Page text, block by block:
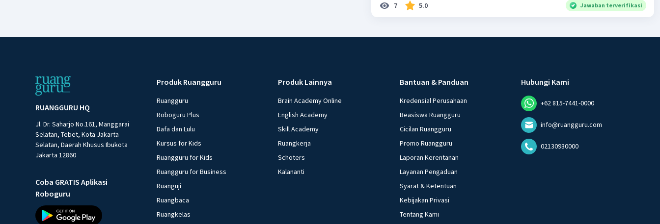
7 5.0 Jawaban terverifikasi
RUANGGURU HQ
Jl. Dr. Saharjo No.161, Manggarai
Selatan, Tebet, Kota Jakarta
Selatan, Daerah Khusus Ibukota
Jakarta 12860
Coba GRATIS Aplikasi
Roboguru
Produk Ruangguru
Ruangguru
Roboguru Plus
Dafa dan Lulu
Kursus for Kids
Ruangguru for Kids
Ruangguru for Business
Ruanguji
Ruangbaca
Ruangkelas
Produk Lainnya
Brain Academy Online
English Academy
Skill Academy
Ruangkerja
Schoters
Kalananti
Bantuan & Panduan
Kredensial Perusahaan
Beasiswa Ruangguru
Cicilan Ruangguru
Promo Ruangguru
Laporan Kerentanan
Layanan Pengaduan
Syarat & Ketentuan
Kebijakan Privasi
Tentang Kami
Hubungi Kami
+62 815-7441-0000
info@ruangguru.com
02130930000